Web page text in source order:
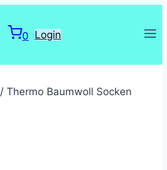
0 Login
/ Thermo Baumwoll Socken